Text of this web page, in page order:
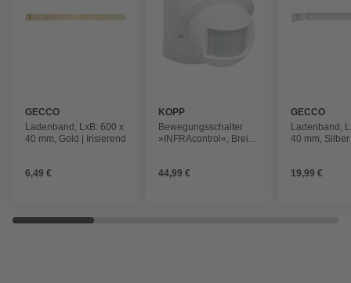
GECCO
Ladenband, LxB: 600 x
40 mm, Gold | Irisierend
6,49 €
KOPP
Bewegungsschalter
»INFRAcontrol«, Breite:
44,99 €
GECCO
Ladenband,
40 mm, Silber
19,99 €